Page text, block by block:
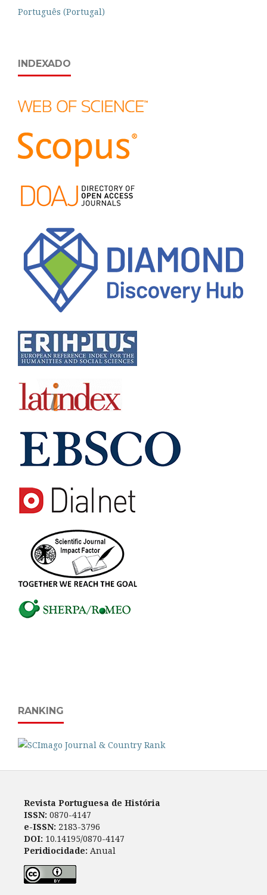
Português (Portugal)
INDEXADO
RANKING
Revista Portuguesa de História
ISSN: 0870-4147
e-ISSN: 2183-3796
DOI: 10.14195/0870-4147
Peridiocidade: Anual